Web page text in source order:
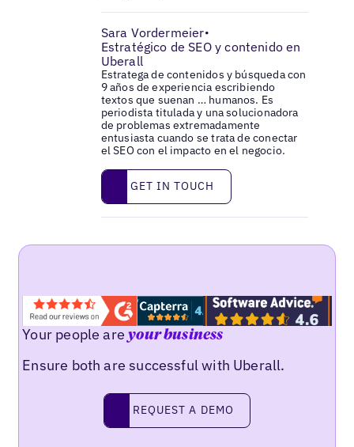
Sara Vordermeier•
Estratégico de SEO y contenido en
Uberall
Estratega de contenidos y búsqueda con
9 años de experiencia escribiendo
textos que suenan … humanos. Es
periodista titulada y una solucionadora
de problemas extremadamente
entusiasta cuando se trata de conectar
el SEO con el impacto en el negocio.
Get in touch
GET IN TOUCH
Your people areyour business
Ensure both are successful with Uberall.
Request a demo
REQUEST A DEMO